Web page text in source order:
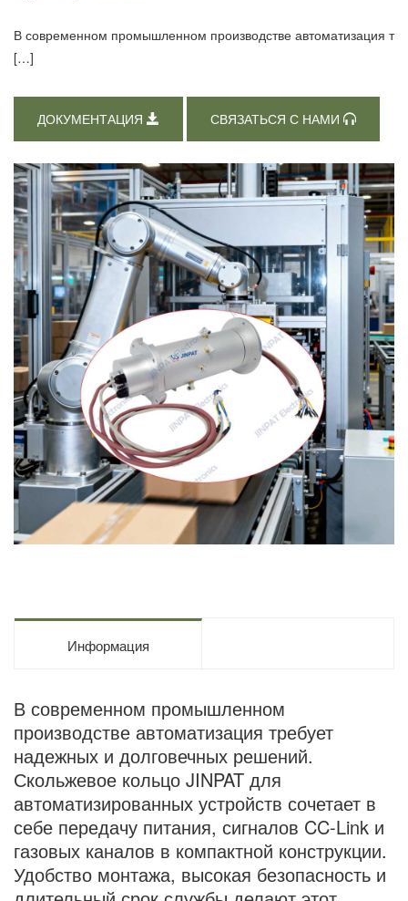
В современном промышленном производстве автоматизация т
[…]
ДОКУМЕНТАЦИЯ СВЯЗАТЬСЯ С НАМИ
Информация
В современном промышленном
производстве автоматизация требует
надежных и долговечных решений.
Скольжевое кольцо JINPAT для
автоматизированных устройств сочетает в
себе передачу питания, сигналов CC-Link и
газовых каналов в компактной конструкции.
Удобство монтажа, высокая безопасность и